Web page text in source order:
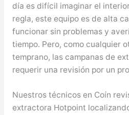
día es difícil imaginar el
regla, este equipo es de alta
funcionar sin problemas y
tiempo. Pero, como cualquier
temprano, las campanas de
requerir una revisión por un
Nuestros técnicos en Coín
extractora Hotpoint